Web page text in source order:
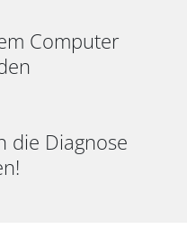
Computer
die Diagnose